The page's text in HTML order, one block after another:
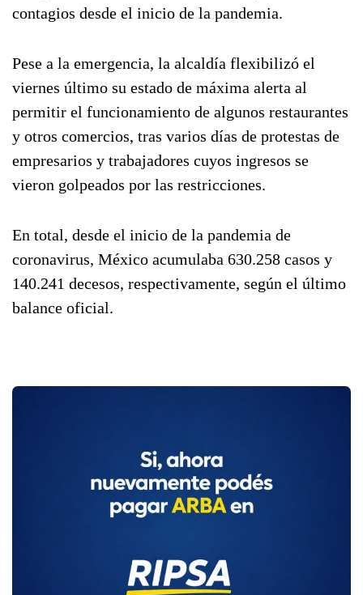
contagios desde el inicio de la pandemia.
Pese a la emergencia, la alcaldía flexibilizó el
viernes último su estado de máxima alerta al
permitir el funcionamiento de algunos restaurantes
y otros comercios, tras varios días de protestas de
empresarios y trabajadores cuyos ingresos se
vieron golpeados por las restricciones.
En total, desde el inicio de la pandemia de
coronavirus, México acumulaba 630.258 casos y
140.241 decesos, respectivamente, según el último
balance oficial.